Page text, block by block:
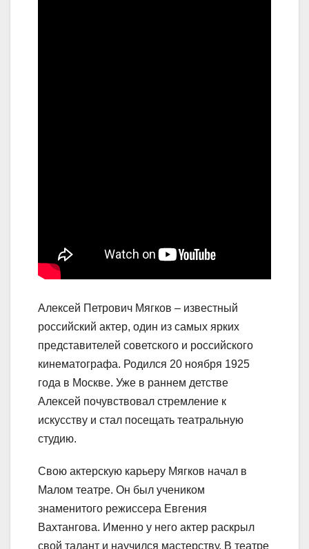
Алексей Петрович Мягков – известный
российский актер, один из самых ярких
представителей советского и российского
кинематографа. Родился 20 ноября 1925
года в Москве. Уже в раннем детстве
Алексей почувствовал стремление к
искусству и стал посещать театральную
студию.
Свою актерскую карьеру Мягков начал в
Малом театре. Он был учеником
знаменитого режиссера Евгения
Вахтангова. Именно у него актер раскрыл
свой талант и научился мастерству. В театре